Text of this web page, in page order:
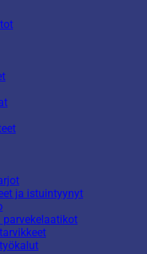
ja istuintyynyt
parvekelaatikot